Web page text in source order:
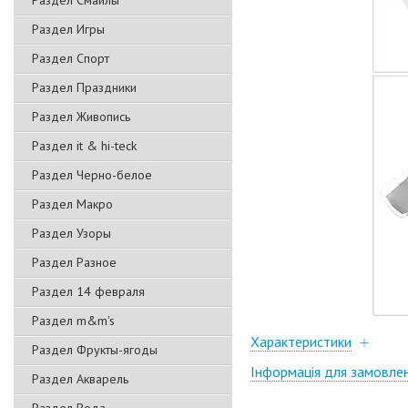
Раздел Игры
Раздел Спорт
Раздел Праздники
Раздел Живопись
Раздел it & hi-teck
Раздел Черно-белое
Раздел Макро
Раздел Узоры
Раздел Разное
Раздел 14 февраля
Раздел m&m's
Раздел Фрукты-ягоды
Раздел Акварель
Характеристики
Інформація для